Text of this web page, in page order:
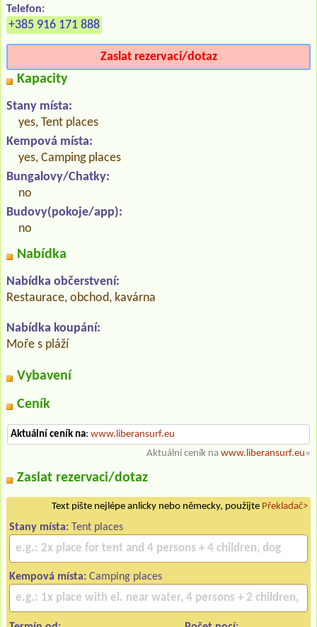
Telefon:
+385 916 171 888
Zaslat rezervaci/dotaz
Kapacity
Stany místa:
yes, Tent places
Kempová místa:
yes, Camping places
Bungalovy/Chatky:
no
Budovy(pokoje/app):
no
Nabídka
Nabídka občerstvení:
Restaurace, obchod, kavárna
Nabídka koupání:
Moře s pláží
Vybavení
Ceník
Aktuální ceník na: www.liberansurf.eu
Aktuální ceník na www.liberansurf.eu»
Zaslat rezervaci/dotaz
Text pište nejlépe anlicky nebo německy, použijte Překladač>
Stany místa: Tent places
Kempová místa: Camping places